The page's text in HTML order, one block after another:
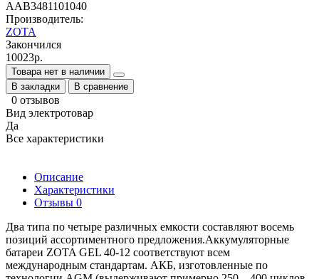
АAB3481101040
Производитель:
ZOTA
Закончился
10023р.
Товара нет в наличии
В закладки
В сравнение
0 отзывов
Вид электротовар
Да
Все характеристики
Описание
Характеристики
Отзывы 0
Два типа по четыре различных емкости составляют восемь
позиций ассортиментного предложения.Аккумуляторные
батареи ZOTA GEL 40-12 соответствуют всем
международным стандартам. АКБ, изготовленные по